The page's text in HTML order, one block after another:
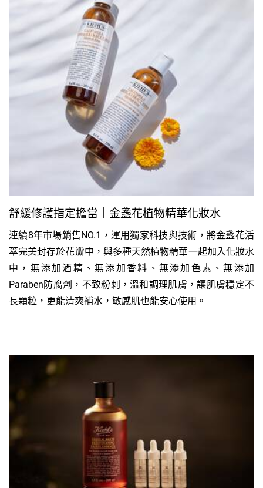
舒緩修護指定擔當｜ 金盞花植物精華化妝水
連續8年市場銷售NO.1，運用獨家科技與技術，將金盞花活
萃完美封存於花瓣中，與多種天然植物精華一起加入化妝水
中，無添加酒精、無添加香料、無添加色素、無添加
Paraben防腐劑，不致粉刺，溫和調理肌膚，讓肌膚穩定不
長顆粒，更能清爽補水，敏感肌也能安心使用。